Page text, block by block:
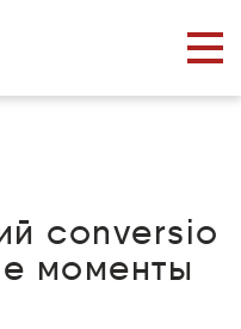
conversio
моменты